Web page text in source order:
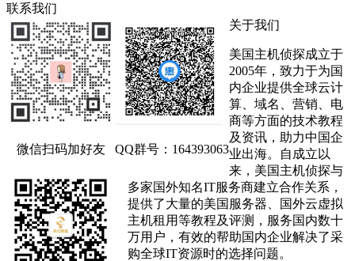
联系我们
微信扫码加好友 QQ群号：164393063
关于我们
美国主机侦探成立于
2005年，致力于为国
内企业提供全球云计
算、域名、营销、电
商等方面的技术教程
及资讯，助力中国企
业出海。自成立以
来，美国主机侦探与
多家国外知名IT服务商建立合作关系，
提供了大量的美国服务器、国外云虚拟
主机租用等教程及评测，服务国内数十
万用户，有效的帮助国内企业解决了采
购全球IT资源时的选择问题。